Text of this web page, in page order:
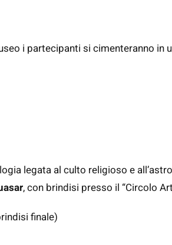
i partecipanti si cimenteranno in
legata al culto religioso e
, con brindisi presso il “Circolo
finale)